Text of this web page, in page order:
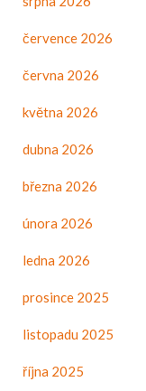
července 2026
června 2026
května 2026
dubna 2026
března 2026
února 2026
ledna 2026
prosince 2025
listopadu 2025
října 2025